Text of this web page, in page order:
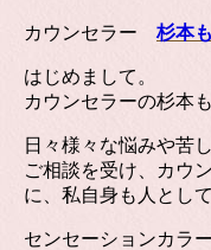
カウンセラー杉本
はじめまして。
カウンセラーの杉本
日々様々な悩みや苦
ご相談を受け、カウ
に、私自身も人とし
センセーションカラ